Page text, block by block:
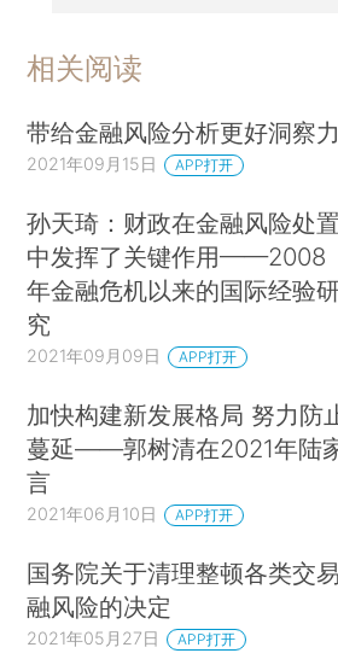
相关阅读
带给金融风险分析更好洞察
2021年09月15日 APP打开
孙天琦：财政在金融风险处置
中发挥了关键作用——2008
年金融危机以来的国际经验
究
2021年09月09日 APP打开
加快构建新发展格局 努力防
蔓延——郭树清在2021年陆
言
2021年06月10日 APP打开
国务院关于清理整顿各类交
融风险的决定
2021年05月27日 APP打开